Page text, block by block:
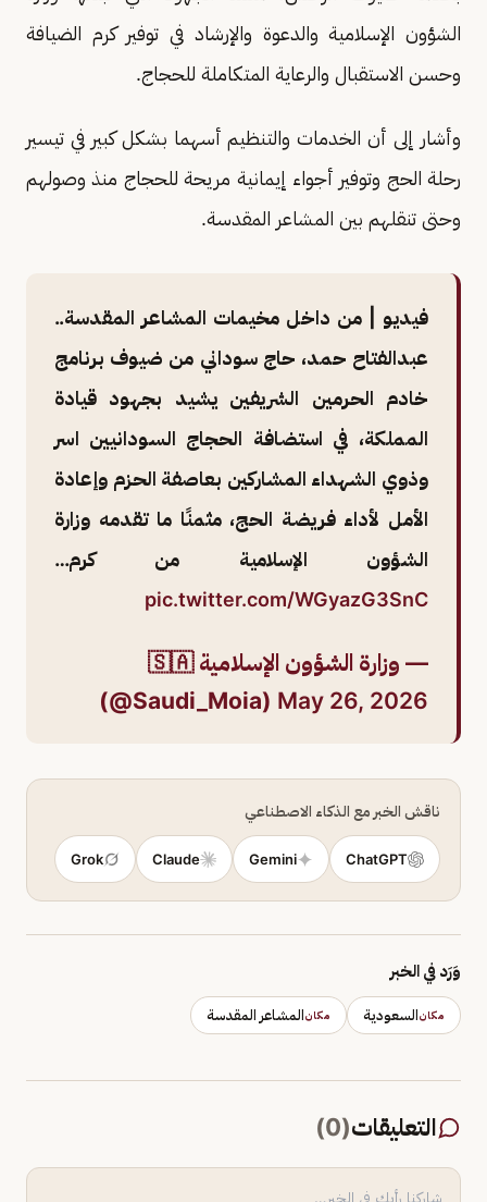
الشؤون الإسلامية والدعوة والإرشاد في توفير كرم الضيافة
وحسن الاستقبال والرعاية المتكاملة للحجاج.
وأشار إلى أن الخدمات والتنظيم أسهما بشكل كبير في تيسير
رحلة الحج وتوفير أجواء إيمانية مريحة للحجاج منذ وصولهم
وحتى تنقلهم بين المشاعر المقدسة.
فيديو | من داخل مخيمات المشاعر المقدسة..
عبدالفتاح حمد، حاج سوداني من ضيوف برنامج
خادم الحرمين الشريفين يشيد بجهود قيادة
المملكة، في استضافة الحجاج السودانيين اسر
وذوي الشهداء المشاركين بعاصفة الحزم وإعادة
الأمل لأداء فريضة الحج، مثمنًا ما تقدمه وزارة
الشؤون الإسلامية من كرم…
pic.twitter.com/WGyazG3SnC
— وزارة الشؤون الإسلامية 🇸🇦
(@Saudi_Moia) May 26, 2026
ناقش الخبر مع الذكاء الاصطناعي
ChatGPT
Gemini
Claude
Grok
وَرَد في الخبر
مكانالسعودية مكانالمشاعر المقدسة
التعليقات(
0
)